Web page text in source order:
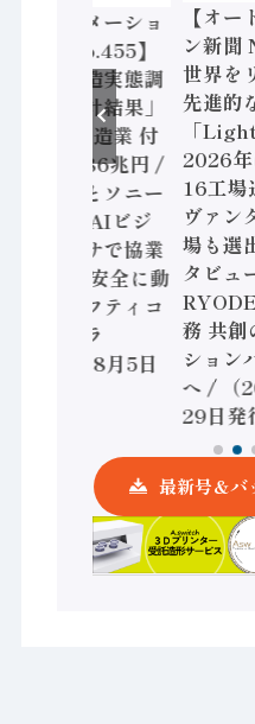
【オートメーショ
ン新聞 No.455】
「経済構造実態調
査二次集計結果」
2024年製造業 付
加価値額86兆円 /
三菱電機とソニー
セミコン AIビジ
ョンセンサで協業
/ IDEC、安全に動
かすセーフティコ
ントローラ
（2026年8月5日
【オー
ン新聞
世界を
先進的
「
2026
16工場
ヴァン
場も選
タビュ
務 共創
ション
へ / （
29日発
最新号＆バ